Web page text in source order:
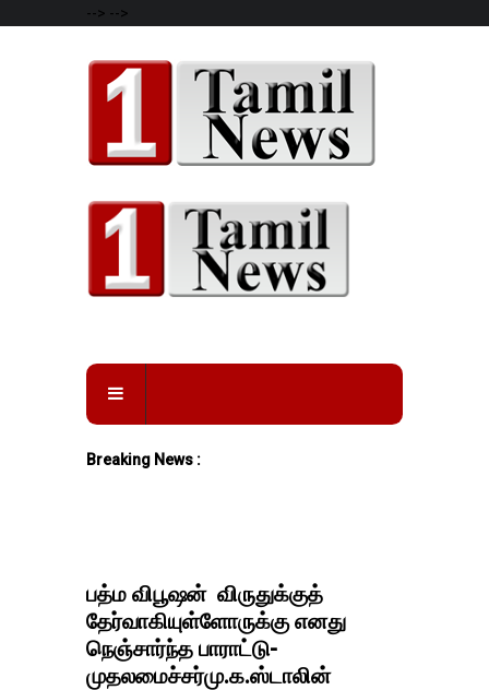
--> -->
Breaking News :
பத்ம விபூஷன் விருதுக்குத்
தேர்வாகியுள்ளோருக்கு எனது
நெஞ்சார்ந்த பாராட்டு-
முதலமைச்சர்மு.க.ஸ்டாலின்